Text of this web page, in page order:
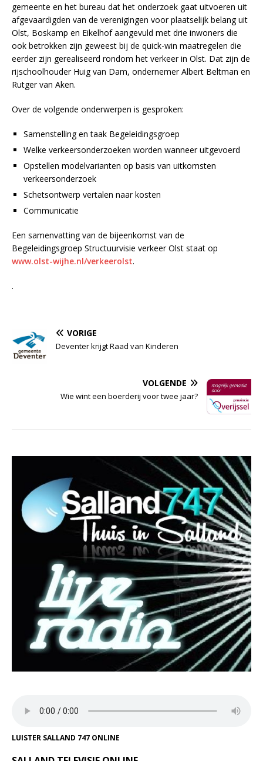
gemeente en het bureau dat het onderzoek gaat uitvoeren uit
afgevaardigden van de verenigingen voor plaatselijk belang uit
Olst, Boskamp en Eikelhof aangevuld met drie inwoners die
ook betrokken zijn geweest bij de quick-win maatregelen die
eerder zijn gerealiseerd rondom het verkeer in Olst. Dat zijn de
rijschoolhouder Huig van Dam, ondernemer Albert Beltman en
Rutger van Aken.
Over de volgende onderwerpen is gesproken:
Samenstelling en taak Begeleidingsgroep
Welke verkeersonderzoeken worden wanneer uitgevoerd
Opstellen modelvarianten op basis van uitkomsten
verkeersonderzoek
Schetsontwerp vertalen naar kosten
Communicatie
Een samenvatting van de bijeenkomst van de
Begeleidingsgroep Structuurvisie verkeer Olst staat op
www.olst-wijhe.nl/verkeerolst.
.
VORIGE
Deventer krijgt Raad van Kinderen
VOLGENDE
Wie wint een boerderij voor twee jaar?
LUISTER SALLAND 747 ONLINE